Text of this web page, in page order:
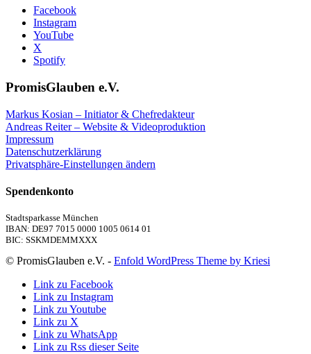
Facebook
Instagram
YouTube
X
Spotify
PromisGlauben e.V.
Markus Kosian – Initiator & Chefredakteur
Andreas Reiter – Website & Videoproduktion
Impressum
Datenschutzerklärung
Privatsphäre-Einstellungen ändern
Spendenkonto
Stadtsparkasse München
IBAN: DE97 7015 0000 1005 0614 01
BIC: SSKMDEMMXXX
© PromisGlauben e.V. - Enfold WordPress Theme by Kriesi
Link zu Facebook
Link zu Instagram
Link zu Youtube
Link zu X
Link zu WhatsApp
Link zu Rss dieser Seite